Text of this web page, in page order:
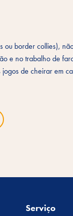
border collies),
e no trabalho de
de cheirar em
Serviço